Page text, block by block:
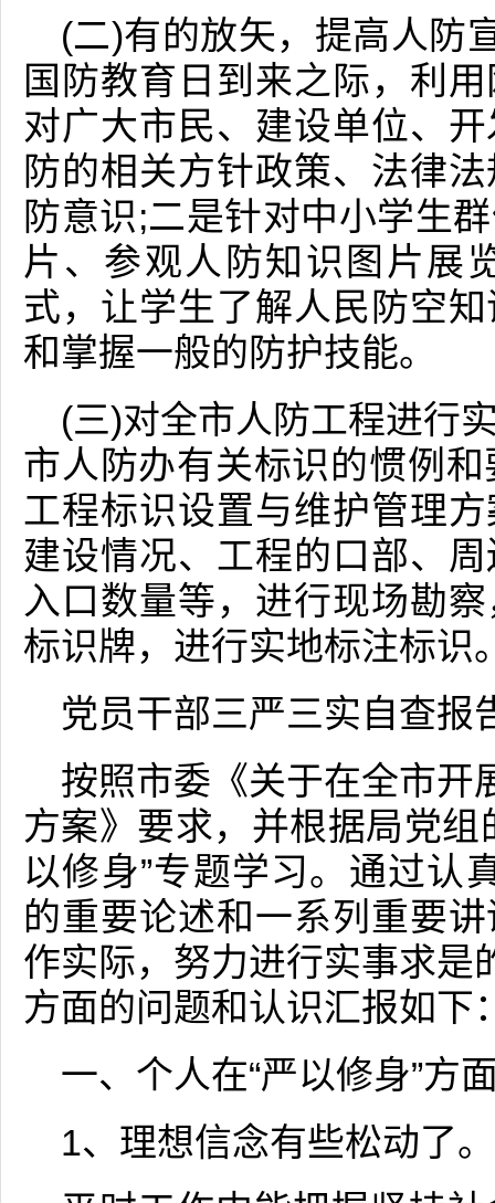
(二)有的放矢，提高人防
国防教育日到来之际，利
对广大市民、建设单位、
防的相关方针政策、法律
防意识;二是针对中小学生
片、参观人防知识图片展
式，让学生了解人民防空
和掌握一般的防护技能。
(三)对全市人防工程进行
市人防办有关标识的惯例
工程标识设置与维护管理
建设情况、工程的口部、
入口数量等，进行现场勘
标识牌，进行实地标注标识
党员干部三严三实自查报
按照市委《关于在全市开
方案》要求，并根据局党
以修身”专题学习。通过认
的重要论述和一系列重要
作实际，努力进行实事求是
方面的问题和认识汇报如下
一、个人在“严以修身”方
1、理想信念有些松动了。